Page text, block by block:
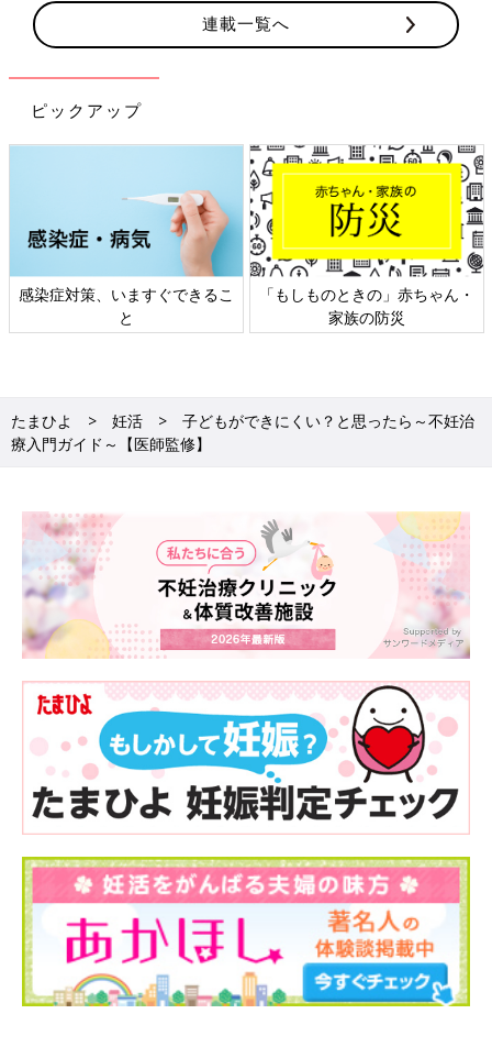
連載一覧へ
ピックアップ
感染症対策、いますぐできるこ
と
「もしものときの」赤ちゃん・
家族の防災
たまひよ 妊活
子どもができにくい？と思ったら～不妊治
療入門ガイド～【医師監修】